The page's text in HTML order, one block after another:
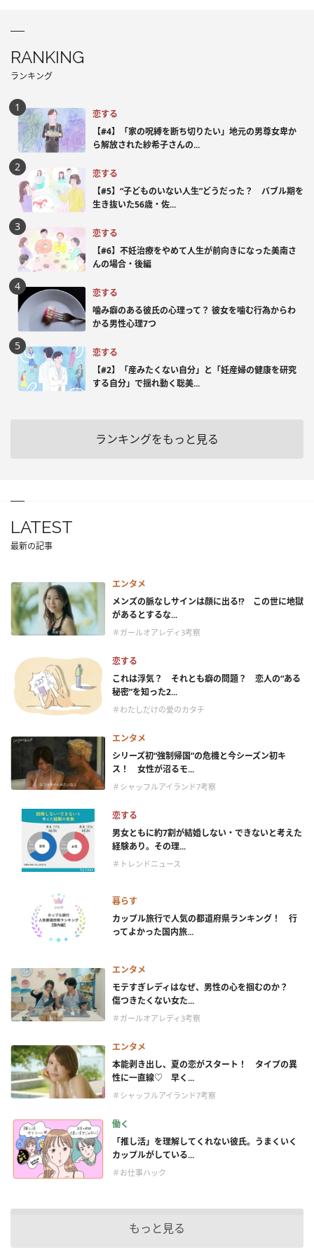
RANKING
ランキング
恋する
【#4】「家の呪縛を断ち切りたい」地元の男尊女卑か
ら解放された紗希子さんの...
恋する
【#5】“子どものいない人生”どうだった？ バブル期を
生き抜いた56歳・佐...
恋する
【#6】不妊治療をやめて人生が前向きになった美南さ
んの場合・後編
恋する
噛み癖のある彼氏の心理って？ 彼女を噛む行為からわ
かる男性心理7つ
恋する
【#2】「産みたくない自分」と「妊産婦の健康を研究
する自分」で揺れ動く聡美...
ランキングをもっと見る
LATEST
最新の記事
エンタメ
メンズの脈なしサインは顔に出る!? この世に地獄
があるとするな...
＃ガールオアレディ3考察
恋する
これは浮気？ それとも癖の問題？ 恋人の“ある
秘密”を知った2...
＃わたしだけの愛のカタチ
エンタメ
シリーズ初“強制帰国”の危機と今シーズン初キ
ス！ 女性が沼るモ...
＃シャッフルアイランド7考察
恋する
男女ともに約7割が結婚しない・できないと考えた
経験あり。その理...
＃トレンドニュース
暮らす
カップル旅行で人気の都道府県ランキング！ 行
ってよかった国内旅...
エンタメ
モテすぎレディはなぜ、男性の心を掴むのか？
傷つきたくない女た...
＃ガールオアレディ3考察
エンタメ
本能剥き出し、夏の恋がスタート！ タイプの異
性に一直線♡ 早く...
＃シャッフルアイランド7考察
働く
「推し活」を理解してくれない彼氏。うまくいく
カップルがしている...
＃お仕事ハック
もっと見る